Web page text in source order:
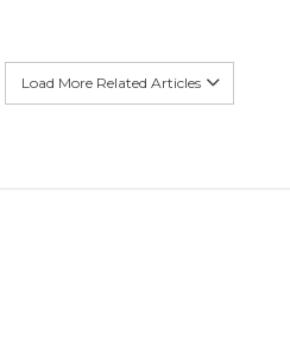
Load More Related Articles